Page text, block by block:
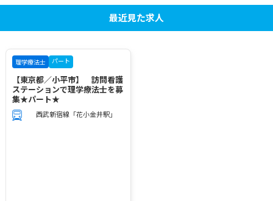
最近見た求人
理学療法士 パート
【東京都／小平市】 訪問看護
ステーションで理学療法士を募
集★パート★
西武新宿線「花小金井駅」